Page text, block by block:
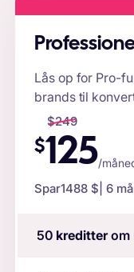
Lås op for Pro-
brands til
$249
$125/
Spar1488 $ | 6
50 kreditterom